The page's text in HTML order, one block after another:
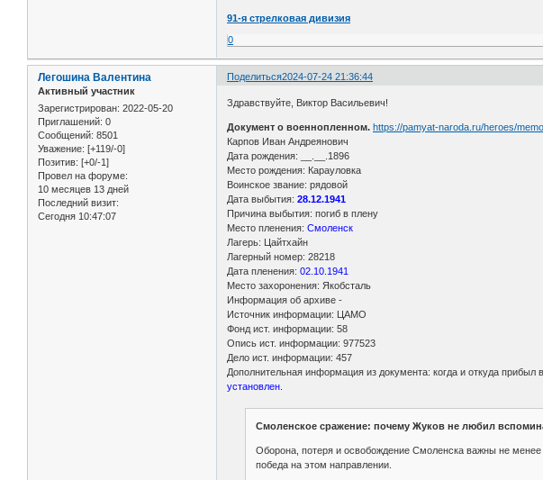
91-я стрелковая дивизия
0
Поделиться2024-07-24 21:36:44
Легошина Валентина
Активный участник
Зарегистрирован: 2022-05-20
Приглашений: 0
Сообщений: 8501
Уважение: [+119/-0]
Позитив: [+0/-1]
Провел на форуме:
10 месяцев 13 дней
Последний визит:
Сегодня 10:47:07
Здравствуйте, Виктор Васильевич!
Документ о военнопленном. https://pamyat-naroda.ru/heroes/
Карпов Иван Андреянович
Дата рождения: __.__.1896
Место рождения: Карауловка
Воинское звание: рядовой
Дата выбытия:28.12.1941
Причина выбытия: погиб в плену
Место пленения:Смоленск
Лагерь: Цайтхайн
Лагерный номер: 28218
Дата пленения:02.10.1941
Место захоронения: Якобсталь
Информация об архиве -
Источник информации: ЦАМО
Фонд ист. информации: 58
Опись ист. информации: 977523
Дело ист. информации: 457
Дополнительная информация из документа: когда и откуда прибыл
установлен.
Смоленское сражение: почему Жуков не любил
Оборона, потеря и освобождение Смоленска важны не
победа на этом направлении.